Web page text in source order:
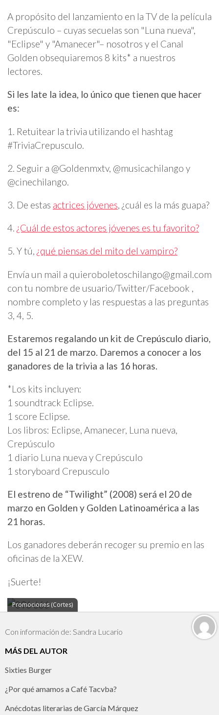
A propósito del lanzamiento en la TV de la película
Crepúsculo – cuyas secuelas son "Luna nueva",
"Eclipse" y "Amanecer"– nosotros y el Canal
Golden obsequiaremos 8 kits* a nuestros
lectores.
Si les late la idea, lo único que tienen que hacer
es:
1. Retuitear la trivia utilizando el hashtag
#TriviaCrepusculo.
2. Seguir a @Goldenmxtv, @musicachilango y
@cinechilango.
3. De estas actrices jóvenes, ¿cuál es la más guapa?
4. ¿Cuál de estos actores jóvenes es tu favorito?
5. Y tú, ¿qué piensas del mito del vampiro?
Envía un mail a quieroboletoschilango@gmail.com
con tu nombre de usuario/Twitter/Facebook ,
nombre completo y las respuestas a las preguntas
3, 4, 5.
Estaremos regalando un kit de Crepúsculo diario,
del 15 al 21 de marzo. Daremos a conocer a los
ganadores de la trivia a las 16 horas.
*Los kits incluyen:
1 soundtrack Eclipse.
1 score Eclipse.
Los libros: Eclipse, Amanecer, Luna nueva,
Crepúsculo
1 diario Luna nueva y Crepúsculo
1 storyboard Crepusculo
El estreno de “Twilight” (2008) será el 20 de
marzo en Golden y Golden Latinoamérica a las
21 horas.
Los ganadores deberán recoger su premio en las
oficinas de la XEW.
¡Suerte!
Promociones (Cortes)
Con información de: Sandra Lucario
MÁS DEL AUTOR
Sixties Burger
¿Por qué amamos a Café Tacvba?
Anécdotas literarias de García Márquez